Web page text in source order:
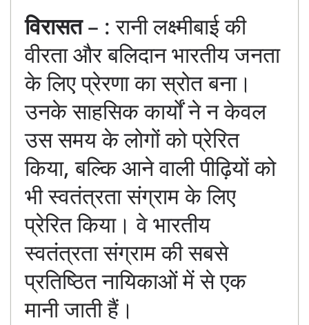
विरासत– : रानी लक्ष्मीबाई की
वीरता और बलिदान भारतीय जनता
के लिए प्रेरणा का स्रोत बना।
उनके साहसिक कार्यों ने न केवल
उस समय के लोगों को प्रेरित
किया, बल्कि आने वाली पीढ़ियों को
भी स्वतंत्रता संग्राम के लिए
प्रेरित किया। वे भारतीय
स्वतंत्रता संग्राम की सबसे
प्रतिष्ठित नायिकाओं में से एक
मानी जाती हैं।